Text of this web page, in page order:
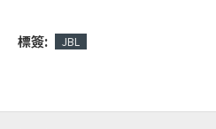
標簽: JBL